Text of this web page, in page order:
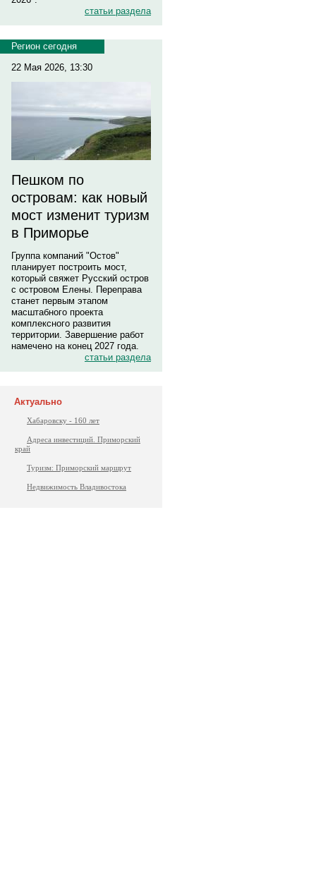
статьи раздела
Регион сегодня
22 Мая 2026, 13:30
Пешком по
островам: как новый
мост изменит туризм
в Приморье
Группа компаний "Остов"
планирует построить мост,
который свяжет Русский остров
с островом Елены. Переправа
станет первым этапом
масштабного проекта
комплексного развития
территории. Завершение работ
намечено на конец 2027 года.
статьи раздела
Актуально
Хабаровску - 160 лет
Адреса инвестиций. Приморский
край
Туризм: Приморский маршрут
Недвижимость Владивостока